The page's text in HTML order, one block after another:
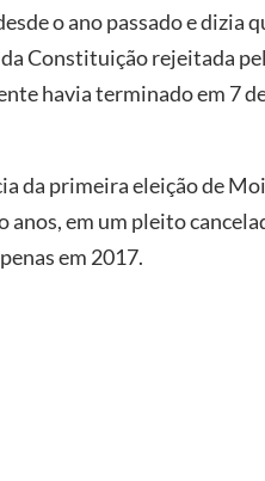
o ano passado e dizia
Constituição rejeitada
havia terminado em 7
da primeira eleição de
em um pleito
em 2017.